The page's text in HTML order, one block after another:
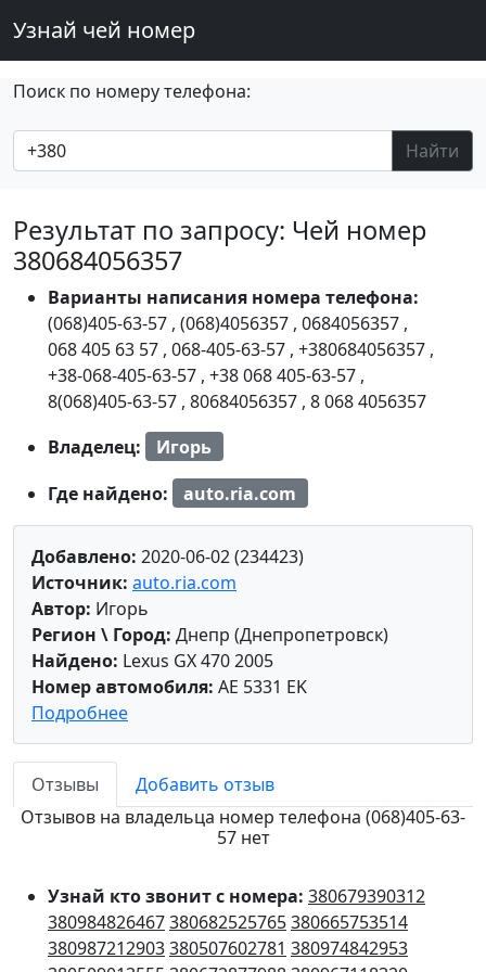
Узнай чей номер
Поиск по номеру телефона:
Найти
Результат по запросу: Чей номер
380684056357
Варианты написания номера телефона:
(068)405-63-57 , (068)4056357 , 0684056357 ,
068 405 63 57 , 068-405-63-57 , +380684056357 ,
+38-068-405-63-57 , +38 068 405-63-57 ,
8(068)405-63-57 , 80684056357 , 8 068 4056357
Владелец:
Игорь
Где найдено:
auto.ria.com
Добавлено: 2020-06-02 (234423)
Источник: auto.ria.com
Автор: Игорь
Регион \ Город: Днепр (Днепропетровск)
Найдено: Lexus GX 470 2005
Номер автомобиля: AE 5331 EK
Подробнее
Отзывы
Добавить отзыв
Отзывов на владельца номер телефона (068)405-63-
57 нет
Узнай кто звонит с номера: 380679390312
380984826467380682525765380665753514
380987212903380507602781 380974842953